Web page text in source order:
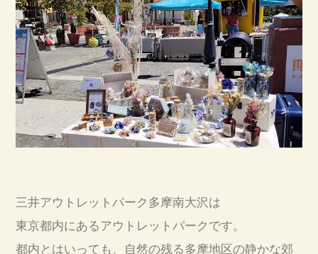
三井アウトレットパーク多摩南大沢は
東京都内にあるアウトレットパークです。
都内とはいっても、自然の残る多摩地区の静かな郊